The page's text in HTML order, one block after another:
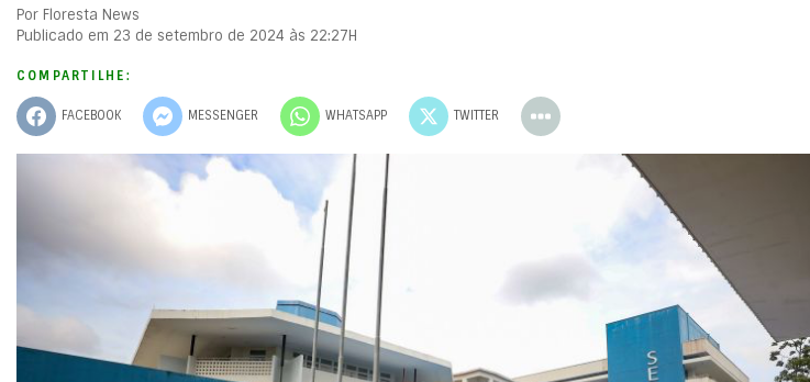
Por Floresta News
Publicado em 23 de setembro de 2024 às 22:27H
COMPARTILHE:
FACEBOOK MESSENGER WHATSAPP TWITTER